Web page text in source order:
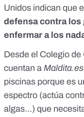
Unidos indican que
defensa contra
enfermar a los
Desde el Colegio de
cuentan a Maldita.es
piscinas porque es
espectro (actúa
algas...) que